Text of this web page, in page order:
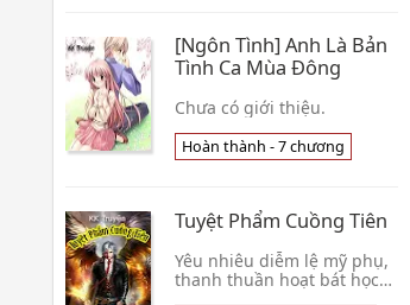
ngu đứng đờ người ra đến
[Ngôn Tình] Anh Là Bản
Tình Ca Mùa Đông
Chưa có giới thiệu.
Hoàn thành - 7 chương
Tuyệt Phẩm Cuồng Tiên
Yêu nhiêu diễm lệ mỹ phụ,
thanh thuần hoạt bát học